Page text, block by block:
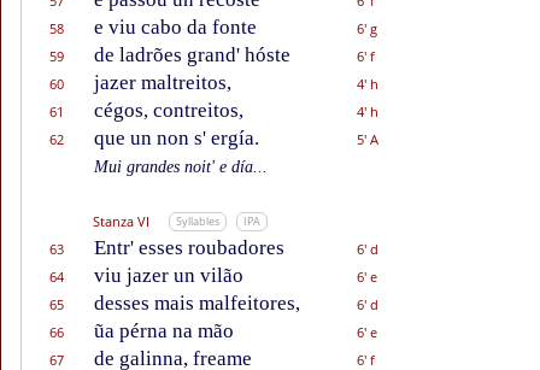
58
e viu cabo da fonte
6' g
59
de ladrões grand' hóste
6' f
60
jazer maltreitos,
4' h
61
cégos, contreitos,
4' h
62
que un non s' ergía.
5' A
Mui grandes noit' e día...
Stanza VI Syllables IPA
63 Entr' esses roubadores
6' d
64
viu jazer un vilão
6' e
65
desses mais malfeitores,
6' d
66
ũa pérna na mão
6' e
67
de galinna, freame 6' f